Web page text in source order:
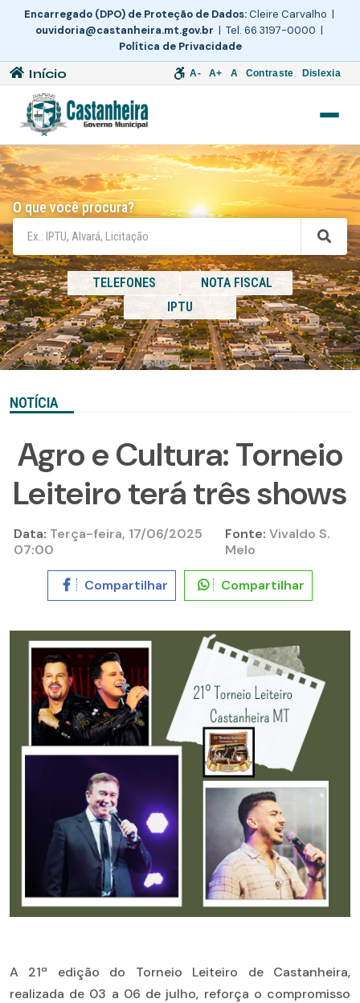
Encarregado (DPO) de Proteção de Dados:Cleire Carvalho |
ouvidoria@castanheira.mt.gov.br | Tel. 66 3197-0000 |
Política de Privacidade
Início A- A+ A Contraste Dislexia
O que você procura?
TELEFONES
NOTA FISCAL
IPTU
NOTÍCIA
Agro e Cultura: Torneio
Leiteiro terá três shows
Data: Terça-feira, 17/06/2025
07:00
Fonte: Vivaldo S.
Melo
Compartilhar Compartilhar
A 21ª edição do Torneio Leiteiro de Castanheira,
realizada de 03 a 06 de julho, reforça o compromisso